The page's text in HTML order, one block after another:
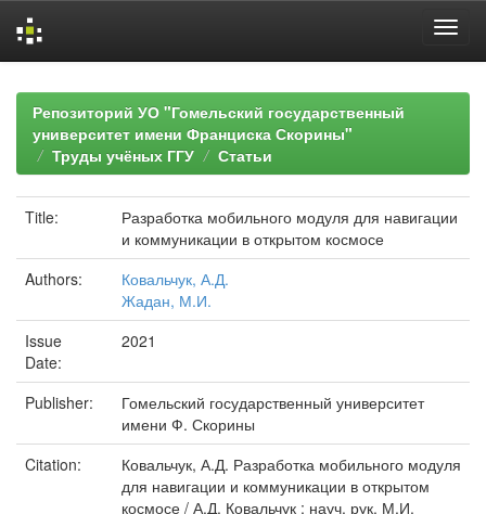
navigationРепозиторий УО "Гомельский государственный
университет имени Франциска Скорины"
Труды учёных ГГУ
Статьи
Title:
Разработка мобильного модуля для навигации
и коммуникации в открытом космосе
Authors:
Ковальчук, А.Д.
Жадан, М.И.
Issue
Date:
2021
Publisher:
Гомельский государственный университет
имени Ф. Скорины
Citation:
Ковальчук, А.Д. Разработка мобильного модуля
для навигации и коммуникации в открытом
космосе / А.Д. Ковальчук ; науч. рук. М.И.